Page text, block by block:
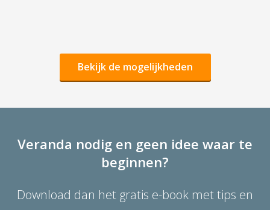
Bekijk de mogelijkheden
Veranda nodig en geen idee waar te
beginnen?
Download dan het gratis e-book met tips en